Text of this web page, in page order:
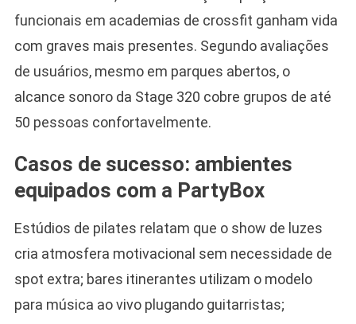
funcionais em academias de crossfit ganham vida
com graves mais presentes. Segundo avaliações
de usuários, mesmo em parques abertos, o
alcance sonoro da Stage 320 cobre grupos de até
50 pessoas confortavelmente.
Casos de sucesso: ambientes
equipados com a PartyBox
Estúdios de pilates relatam que o show de luzes
cria atmosfera motivacional sem necessidade de
spot extra; bares itinerantes utilizam o modelo
para música ao vivo plugando guitarristas;